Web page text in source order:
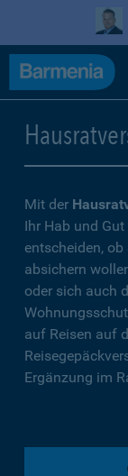
Mit der
Ihr Hab und
entscheiden,
absichern
oder sich auch
auf Reisen auf
Ergänzung im